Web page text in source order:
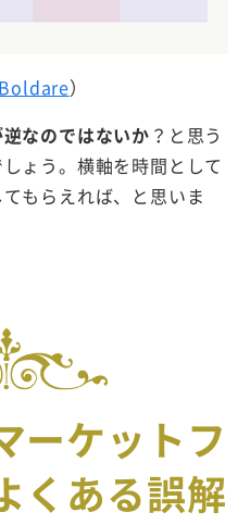
Boldare）
なのではないか ？と思う
ょう。横軸を時間として
もらえれば、と思いま
ーケットフ
くある誤解